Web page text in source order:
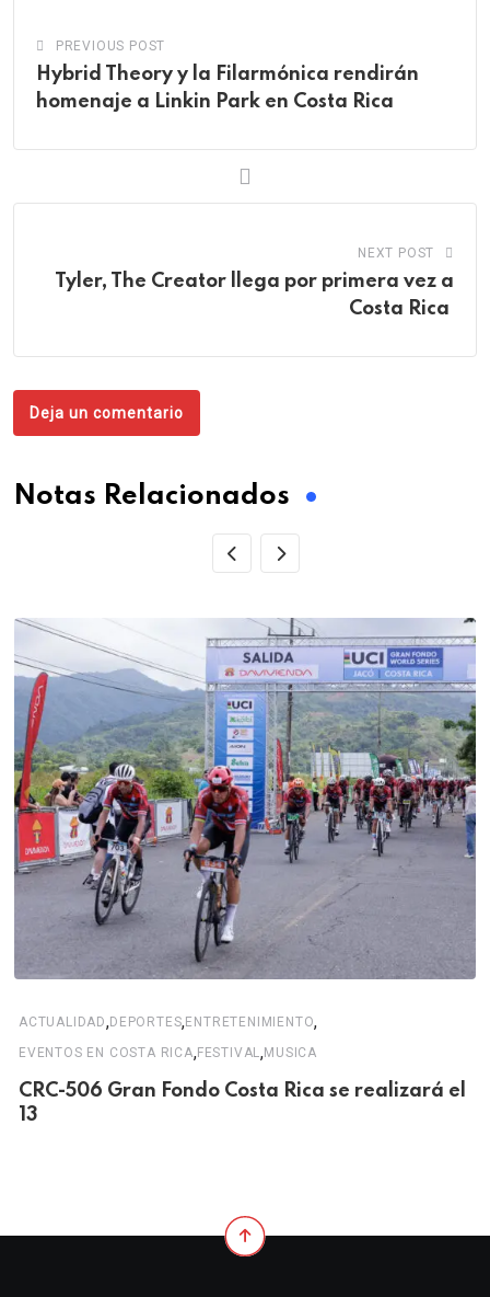
PREVIOUS POST
Hybrid Theory y la Filarmónica rendirán
homenaje a Linkin Park en Costa Rica
NEXT POST
Tyler, The Creator llega por primera vez a
Costa Rica
Deja un comentario
Notas Relacionados
ACTUALIDAD,DEPORTES,ENTRETENIMIENTO,
EVENTOS EN COSTA RICA,FESTIVAL,MUSICA
CRC-506 Gran Fondo Costa Rica se realizará el
13